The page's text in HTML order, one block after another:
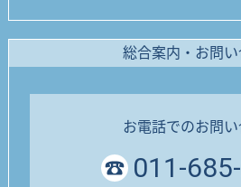
総合案内・お問
お電話でのお問
011-